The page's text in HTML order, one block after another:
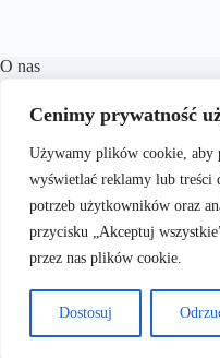
Cenimy prywatność
Używamy plików cookie, aby
wyświetlać reklamy lub treści
potrzeb użytkowników oraz
przycisku „Akceptuj
przez nas plików cookie.
Dostosuj
O nas
różnorodne treści z zakresu
celem jest dostarczanie
porad oraz inspiracji, które
zrozumieniu
podejmowaniu świadomych